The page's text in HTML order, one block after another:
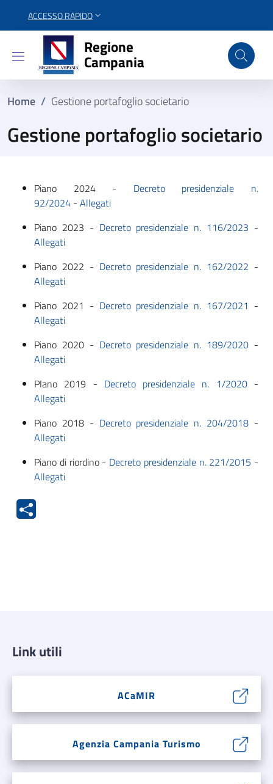
ACCESSO RAPIDO
Regione Campania
Regione
Campania
Home / Gestione portafoglio societario
Gestione portafoglio societario
Piano 2024 - Decreto presidenziale n.
92/2024 - Allegati
Piano 2023 - Decreto presidenziale n. 116/2023 -
Allegati
Piano 2022 - Decreto presidenziale n. 162/2022 -
Allegati
Piano 2021 - Decreto presidenziale n. 167/2021 -
Allegati
Piano 2020 - Decreto presidenziale n. 189/2020 -
Allegati
PIano 2019 - Decreto presidenziale n. 1/2020-
Allegati
Piano 2018 - Decreto presidenziale n. 204/2018 -
Allegati
Piano di riordino - Decreto presidenziale n. 221/2015 -
Allegati
Link utili
ACaMIR
Agenzia Campania Turismo